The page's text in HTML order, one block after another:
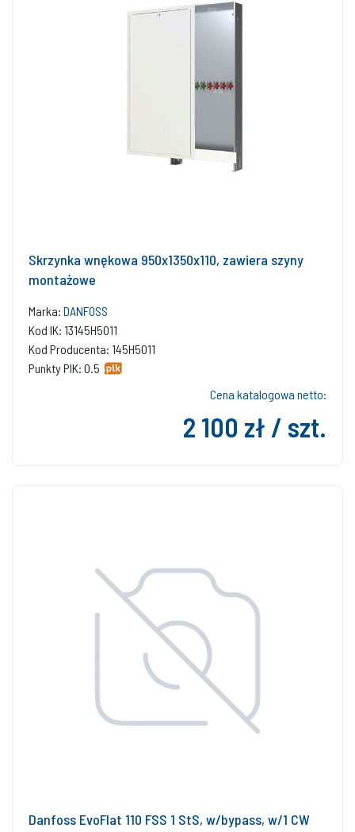
Skrzynka wnękowa 950x1350x110, zawiera szyny
montażowe
Marka: DANFOSS
Kod IK: 13145H5011
Kod Producenta: 145H5011
Punkty PIK: 0.5
Cena katalogowa netto:
2 100 zł / szt.
Danfoss EvoFlat 110 FSS 1 StS, w/bypass, w/1 CW